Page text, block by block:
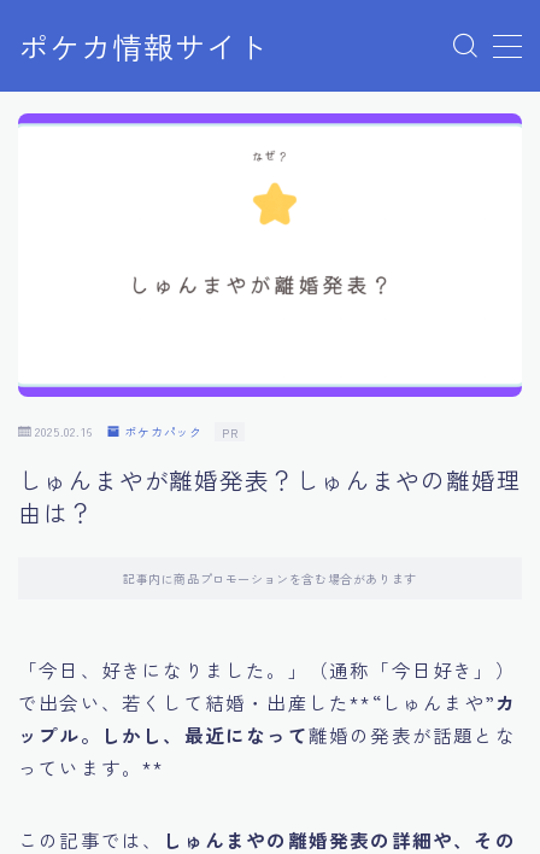
ポケカ情報サイト
MENU
Home
2025.02.16 ポケカパック PR
しゅんまやが離婚発表？しゅんまやの離婚理
由は？
記事内に商品プロモーションを含む場合があります
「今日、好きになりました。」（通称「今日好き」）
で出会い、若くして結婚・出産した**“しゅんまや”カ
ップル。しかし、最近になって離婚の発表が話題とな
っています。**
この記事では、
しゅんまやの離婚発表の詳細や、その